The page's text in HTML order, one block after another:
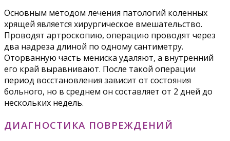
Основным методом лечения патологий коленных
хрящей является хирургическое вмешательство.
Проводят артроскопию, операцию проводят через
два надреза длиной по одному сантиметру.
Оторванную часть мениска удаляют, а внутренний
его край выравнивают. После такой операции
период восстановления зависит от состояния
больного, но в среднем он составляет от 2 дней до
нескольких недель.
ДИАГНОСТИКА ПОВРЕЖДЕНИЙ